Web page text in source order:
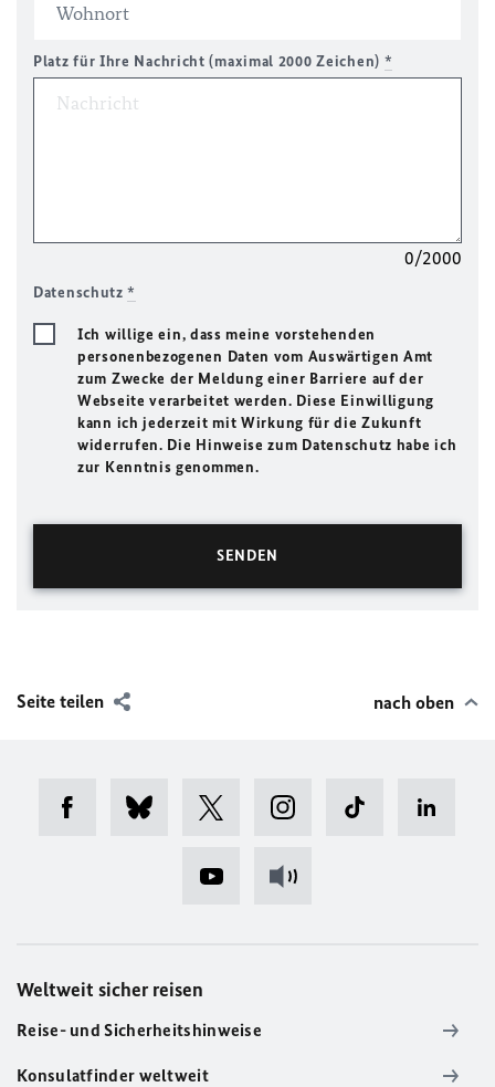
Platz für Ihre Nachricht (maximal 2000 Zeichen) *
0/2000
Datenschutz*
Ich willige ein, dass meine vorstehenden
personenbezogenen Daten vom Auswärtigen Amt
zum Zwecke der Meldung einer Barriere auf der
Webseite verarbeitet werden. Diese Einwilligung
kann ich jederzeit mit Wirkung für die Zukunft
widerrufen. Die Hinweise zum Datenschutz habe ich
zur Kenntnis genommen.
Seite teilen nach oben
Weltweit sicher reisen
Reise- und Sicherheitshinweise
Konsulatfinder weltweit